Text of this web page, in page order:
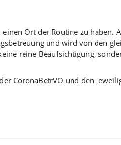
Ort der Routine zu haben.
und wird von den
reine Beaufsichtigung,
CoronaBetrVO und den